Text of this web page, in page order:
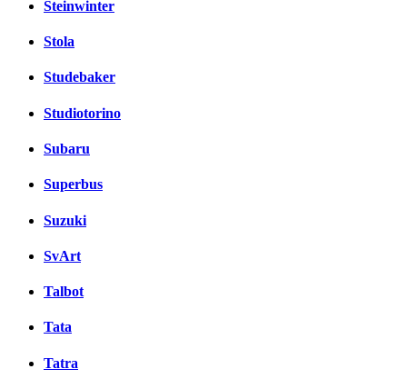
Steinwinter
Stola
Studebaker
Studiotorino
Subaru
Superbus
Suzuki
SvArt
Talbot
Tata
Tatra